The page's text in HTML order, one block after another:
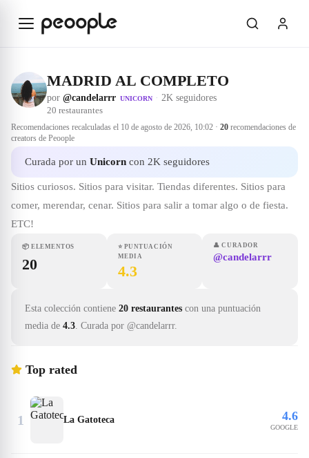
MADRID AL COMPLETO
por @candelarrr UNICORN · 2K seguidores
20 restaurantes
Recomendaciones recalculadas el 10 de agosto de 2026, 10:02 · 20 recomendaciones de
creators de Peoople
Curada por un Unicorn con 2K seguidores
Sitios curiosos. Sitios para visitar. Tiendas diferentes. Sitios para
comer, merendar, cenar. Sitios para salir a tomar algo o de fiesta.
ETC!
📦 ELEMENTOS
20
⭐ PUNTUACIÓN
MEDIA
4.3
👤 CURADOR
@candelarrr
Esta colección contiene 20 restaurantes con una puntuación
media de 4.3. Curada por @candelarrr.
Top rated
1 La Gatoteca 4.6
GOOGLE